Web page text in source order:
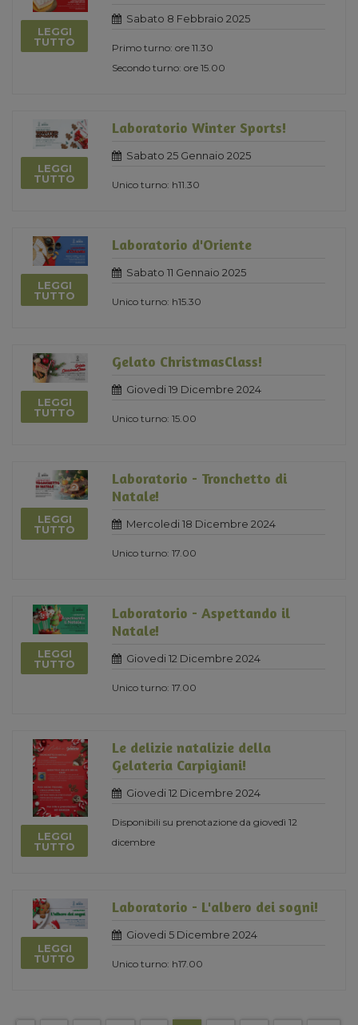
LEGGI
TUTTO
Sabato 8 Febbraio 2025
Primo turno: ore 11.30
Secondo turno: ore 15.00
LEGGI
TUTTO
Laboratorio Winter Sports!
Sabato 25 Gennaio 2025
Unico turno: h11.30
LEGGI
TUTTO
Laboratorio d'Oriente
Sabato 11 Gennaio 2025
Unico turno: h15.30
LEGGI
TUTTO
Gelato ChristmasClass!
Giovedi 19 Dicembre 2024
Unico turno: 15.00
LEGGI
TUTTO
Laboratorio - Tronchetto di
Natale!
Mercoledi 18 Dicembre 2024
Unico turno: 17.00
LEGGI
TUTTO
Laboratorio - Aspettando il
Natale!
Giovedi 12 Dicembre 2024
Unico turno: 17.00
LEGGI
TUTTO
Le delizie natalizie della
Gelateria Carpigiani!
Giovedi 12 Dicembre 2024
Disponibili su prenotazione da giovedì 12
dicembre
LEGGI
TUTTO
Laboratorio - L'albero dei sogni!
Giovedi 5 Dicembre 2024
Unico turno: h17.00